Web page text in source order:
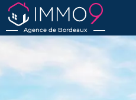
Agence de Bordeaux